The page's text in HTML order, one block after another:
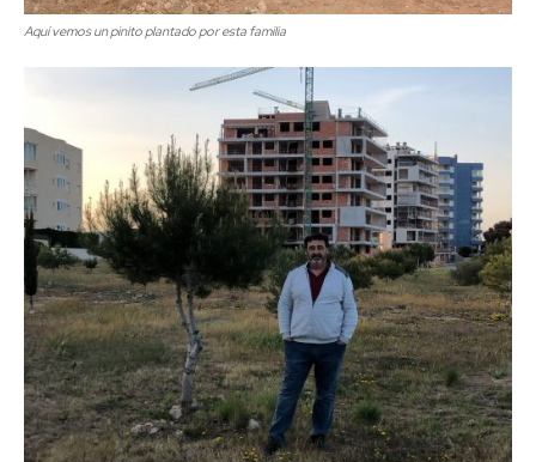
Aquí vemos un pinito plantado por esta familia